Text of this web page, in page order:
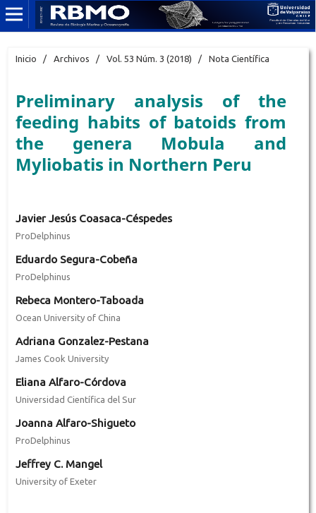
Inicio / Archivos / Vol. 53 Núm. 3 (2018) / Nota Científica
Preliminary analysis of the
feeding habits of batoids from
the genera Mobula and
Myliobatis in Northern Peru
Javier Jesús Coasaca-Céspedes
ProDelphinus
Eduardo Segura-Cobeña
ProDelphinus
Rebeca Montero-Taboada
Ocean University of China
Adriana Gonzalez-Pestana
James Cook University
Eliana Alfaro-Córdova
Universidad Científica del Sur
Joanna Alfaro-Shigueto
ProDelphinus
Jeffrey C. Mangel
University of Exeter